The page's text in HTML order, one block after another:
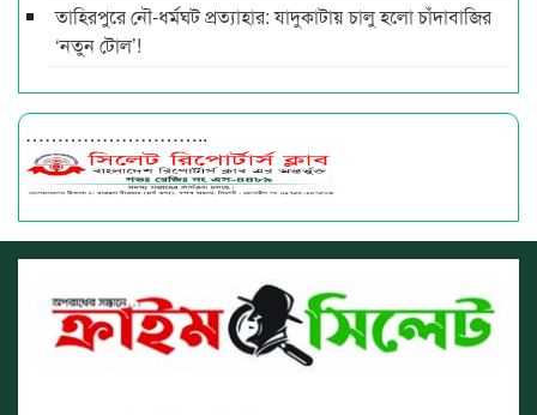
তাহিরপুরে নৌ-ধর্মঘট প্রত্যাহার: যাদুকাটায় চালু হলো চাঁদাবাজির
‘নতুন টোল’!
………………………..